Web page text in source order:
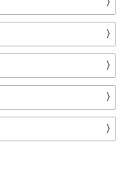
〉
〉
〉
〉